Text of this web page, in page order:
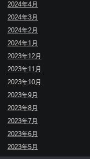
2024年4月
2024年3月
2024年2月
2024年1月
2023年12月
2023年11月
2023年10月
2023年9月
2023年8月
2023年7月
2023年6月
2023年5月